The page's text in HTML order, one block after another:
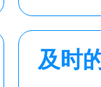
及时